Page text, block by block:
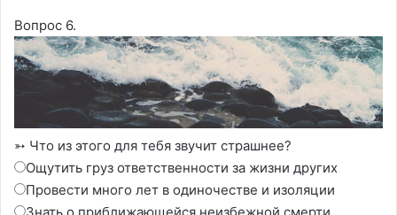
Вопрос 6.
➳ Что из этого для тебя звучит страшнее?
Ощутить груз ответственности за жизни других
Провести много лет в одиночестве и изоляции